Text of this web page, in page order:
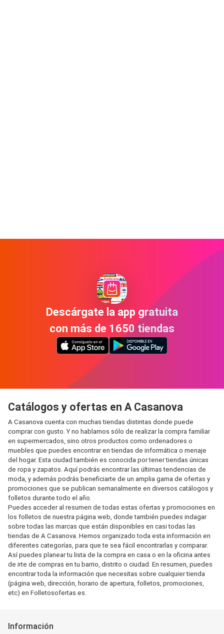
Descárgate la app gratuita
con más de 1650 tiendas
Catálogos y ofertas en A Casanova
A Casanova cuenta con muchas tiendas distintas donde puede
comprar con gusto. Y no hablamos sólo de realizar la compra familiar
en supermercados, sino otros productos como ordenadores o
muebles que puedes encontrar en tiendas de informática o menaje
del hogar. Esta ciudad también es conocida por tener tiendas únicas
de ropa y zapatos. Aquí podrás encontrar las últimas tendencias de
moda, y además podrás beneficiarte de un amplia gama de ofertas y
promociones que se publican semanalmente en diversos catálogos y
folletos durante todo el año.
Puedes acceder al resumen de todas estas ofertas y promociones en
los folletos de nuestra página web, donde también puedes indagar
sobre todas las marcas que están disponibles en casi todas las
tiendas de A Casanova. Hemos organizado toda esta información en
diferentes categorías, para que te sea fácil encontrarlas y comparar.
Así puedes planear tu lista de la compra en casa o en la oficina antes
de irte de compras en tu barrio, distrito o ciudad. En resumen, puedes
encontrar toda la información que necesitas sobre cualquier tienda
(página web, dirección, horario de apertura, folletos, promociones,
etc) en Folletosofertas.es.
Información